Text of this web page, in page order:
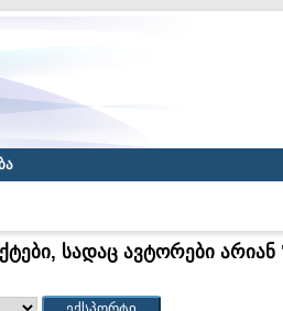
სადაც ავტორები არიან